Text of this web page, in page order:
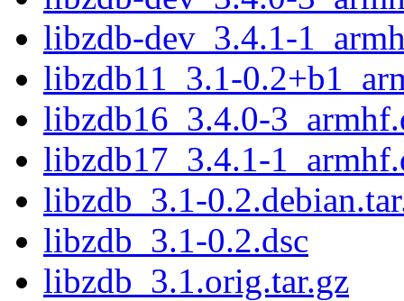
libzdb-dev_3.4.1-
libzdb11_3.1-
libzdb16_3.4.0-
libzdb17_3.4.1-
libzdb_3.1-
libzdb_3.1-0.2.dsc
libzdb_3.1.orig.tar.gz